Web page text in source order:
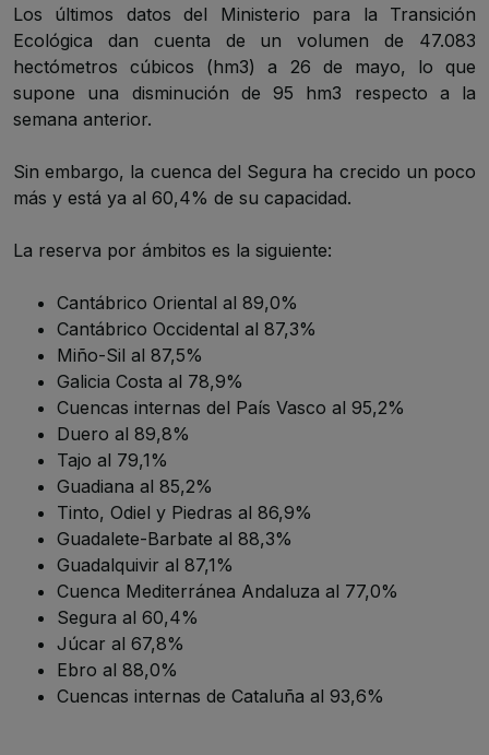
Los últimos datos del Ministerio para la Transición
Ecológica dan cuenta de un volumen de 47.083
hectómetros cúbicos (hm3) a 26 de mayo, lo que
supone una disminución de 95 hm3 respecto a la
semana anterior.
Sin embargo, la cuenca del Segura ha crecido un poco
más y está ya al 60,4% de su capacidad.
La reserva por ámbitos es la siguiente:
Cantábrico Oriental al 89,0%
Cantábrico Occidental al 87,3%
Miño-Sil al 87,5%
Galicia Costa al 78,9%
Cuencas internas del País Vasco al 95,2%
Duero al 89,8%
Tajo al 79,1%
Guadiana al 85,2%
Tinto, Odiel y Piedras al 86,9%
Guadalete-Barbate al 88,3%
Guadalquivir al 87,1%
Cuenca Mediterránea Andaluza al 77,0%
Segura al 60,4%
Júcar al 67,8%
Ebro al 88,0%
Cuencas internas de Cataluña al 93,6%